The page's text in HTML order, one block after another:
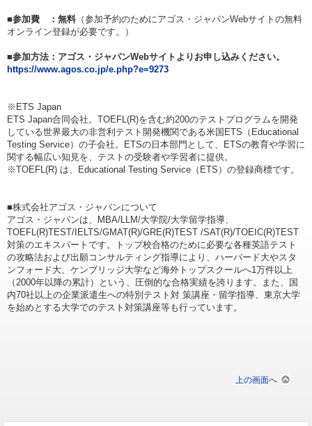
■参加費 ：無料（参加予約のためにアゴス・ジャパンWebサイトの無料
オンライン登録が必要です。）
■参加方法：アゴス・ジャパンWebサイトよりお申し込みください。
https://www.agos.co.jp/e.php?e=9273
※ETS Japan
ETS Japan合同会社。TOEFL(R)を含む約200のテストプログラムを開発
している世界最大の非営利テスト開発機関である米国ETS（Educational
Testing Service）の子会社。ETSの日本部門として、ETSの教育や学習に
関する幅広い知見を、テストの受験者や学習者に提供。
※TOEFL(R) は、Educational Testing Service（ETS）の登録商標です。
■株式会社アゴス・ジャパンについて
アゴス・ジャパンは、MBA/LLM/大学院/大学留学指導、
TOEFL(R)TEST/IELTS/GMAT(R)/GRE(R)TEST /SAT(R)/TOEIC(R)TEST
対策のエキスパートです。トップ校合格のために必要な各種英語テスト
の攻略法および出願コンサルティング指導により、ハーバード大やスタ
ンフォード大、ケンブリッジ大学など海外トップスクールへ1万件以上
（2000年以降の累計）という、圧倒的な合格実績を誇ります。また、国
内70社以上の企業派遣生への特別テスト対 策講座・留学指導、東京大学
を始めとする大学でのテスト対策講座等も行っています。
上の画面へ